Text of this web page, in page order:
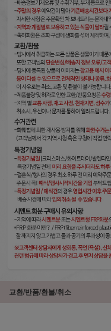
교환/반품/환불/취소